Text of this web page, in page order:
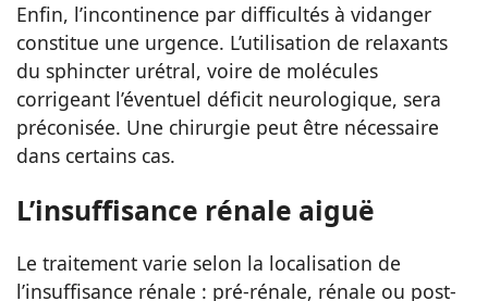
Enfin, l’incontinence par difficultés à vidanger
constitue une urgence. L’utilisation de relaxants
du sphincter urétral, voire de molécules
corrigeant l’éventuel déficit neurologique, sera
préconisée. Une chirurgie peut être nécessaire
dans certains cas.
L’insuffisance rénale aiguë
Le traitement varie selon la localisation de
l’insuffisance rénale : pré-rénale, rénale ou post-